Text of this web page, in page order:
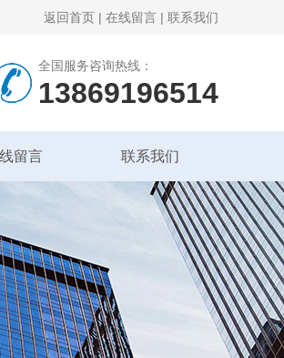
返回首页 | 在线留言 | 联系我们
全国服务咨询热线：
13869196514
留言 联系我们